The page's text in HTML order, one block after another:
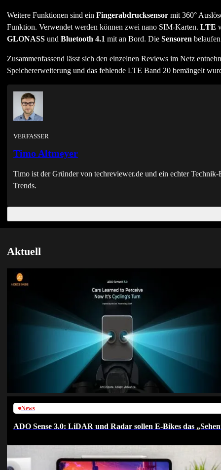
Weitere Funktionen sind ein Fingerabdrucksensormit 360°
Funktion. Verwendet werden können zwei nano SIM-Karten. LTE
GLONASSund Bluetooth 4.1 mit an Bord. Die Sensoren
Zusammenfassend lässt sich den einzelnen Reviews im Netz
Speichererweiterung und das fehlende LTE Band 20 bemängelt
VERFASSER
Timo Altmeyer
Timo ist der Gründer von techreviewer.de und ein echter
Trends.
Aktuell
News
ADO Sense 3.0: LiDAR und Radar sollen E-Bikes das